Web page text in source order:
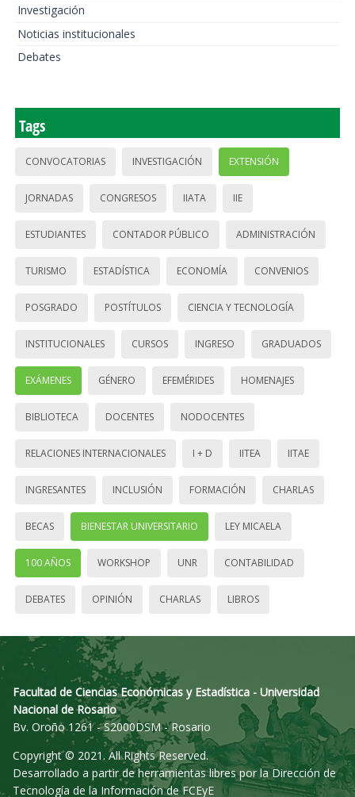
Investigación
Noticias institucionales
Debates
Tags
CONVOCATORIAS INVESTIGACIÓN EXTENSIÓN
JORNADAS CONGRESOS IIATA IIE
ESTUDIANTES CONTADOR PÚBLICO ADMINISTRACIÓN
TURISMO ESTADÍSTICA ECONOMÍA CONVENIOS
POSGRADO POSTÍTULOS CIENCIA Y TECNOLOGÍA
INSTITUCIONALES CURSOS INGRESO GRADUADOS
EXÁMENES GÉNERO EFEMÉRIDES HOMENAJES
BIBLIOTECA DOCENTES NODOCENTES
RELACIONES INTERNACIONALES I + D IITEA IITAE
INGRESANTES INCLUSIÓN FORMACIÓN CHARLAS
BECAS BIENESTAR UNIVERSITARIO LEY MICAELA
100 AÑOS WORKSHOP UNR CONTABILIDAD
DEBATES OPINIÓN CHARLAS LIBROS
Facultad de Ciencias Económicas y Estadística - Universidad
Nacional de Rosario
Bv. Oroño 1261 - S2000DSM - Rosario
Copyright © 2021. All Rights Reserved.
Desarrollado a partir de herramientas libres por la Dirección de
Tecnología de la Información de FCEyE